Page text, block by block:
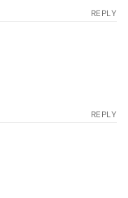
REPLY
REPLY